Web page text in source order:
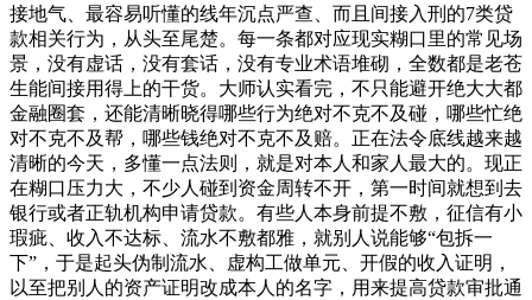
接地气、最容易听懂的线年沉点严查、而且间接入刑的7类贷
款相关行为，从头至尾楚。每一条都对应现实糊口里的常见场
景，没有虚话，没有套话，没有专业术语堆砌，全数都是老苍
生能间接用得上的干货。大师认实看完，不只能避开绝大大都
金融圈套，还能清晰晓得哪些行为绝对不克不及碰，哪些忙绝
对不克不及帮，哪些钱绝对不克不及赔。正在法令底线越来越
清晰的今天，多懂一点法则，就是对本人和家人最大的。现正
在糊口压力大，不少人碰到资金周转不开，第一时间就想到去
银行或者正轨机构申请贷款。有些人本身前提不敷，征信有小
瑕疵、收入不达标、流水不敷都雅，就别人说能够“包拆一
下”，于是起头伪制流水、虚构工做单元、开假的收入证明，
以至把别人的资产证明改成本人的名字，用来提高贷款审批通